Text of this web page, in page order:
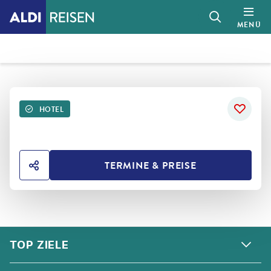
MENÜ
HOTEL
HOTEL TEILENTERMINE & PREISE
TOP ZIELE